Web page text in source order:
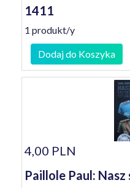
1411
1 produkt/y
Dodaj do Koszyka
4,00 PLN
Paillole Paul: